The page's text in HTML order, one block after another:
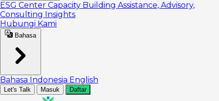
ESG Center Capacity Building Assistance, Advisory,
Consulting Insights
Hubungi Kami
Bahasa
Bahasa Indonesia English
Let's Talk Masuk Daftar